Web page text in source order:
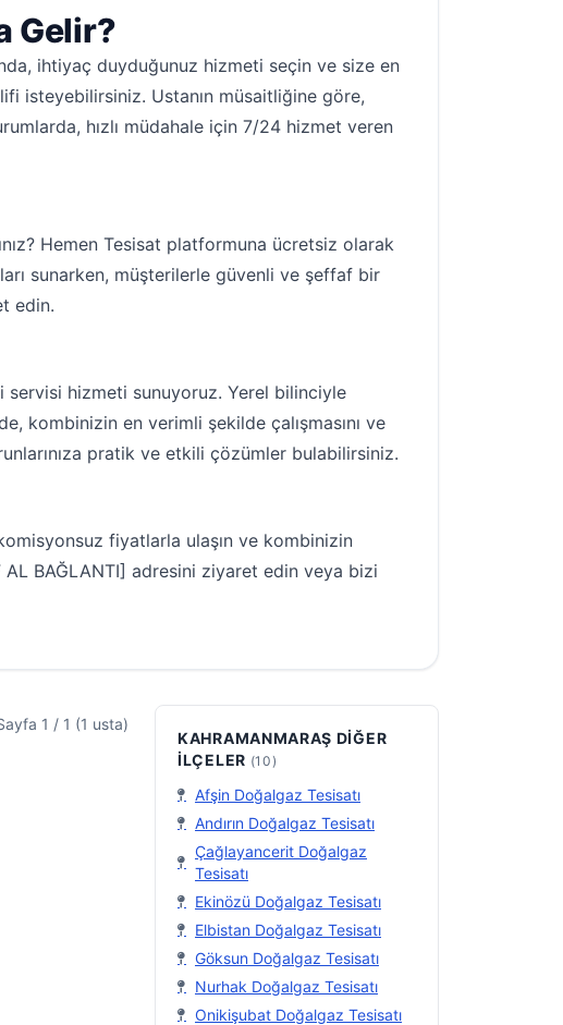
Gelir?
ihtiyaç duyduğunuz hizmeti seçin ve size en
isteyebilirsiniz. Ustanın müsaitliğine göre,
hızlı müdahale için 7/24 hizmet veren
Hemen Tesisat platformuna ücretsiz olarak
sunarken, müşterilerle güvenli ve şeffaf bir
edin.
servisi hizmeti sunuyoruz. Yerel bilinciyle
kombinizin en verimli şekilde çalışmasını ve
pratik ve etkili çözümler bulabilirsiniz.
fiyatlarla ulaşın ve kombinizin
AL BAĞLANTI] adresini ziyaret edin veya bizi
1 / 1 (1 usta)
KAHRAMANMARAŞ DIĞER
İLÇELER (10)
Afşin Doğalgaz Tesisatı
Andırın Doğalgaz Tesisatı
Çağlayancerit Doğalgaz
Tesisatı
Ekinözü Doğalgaz Tesisatı
Elbistan Doğalgaz Tesisatı
Göksun Doğalgaz Tesisatı
Nurhak Doğalgaz Tesisatı
Onikişubat Doğalgaz Tesisatı